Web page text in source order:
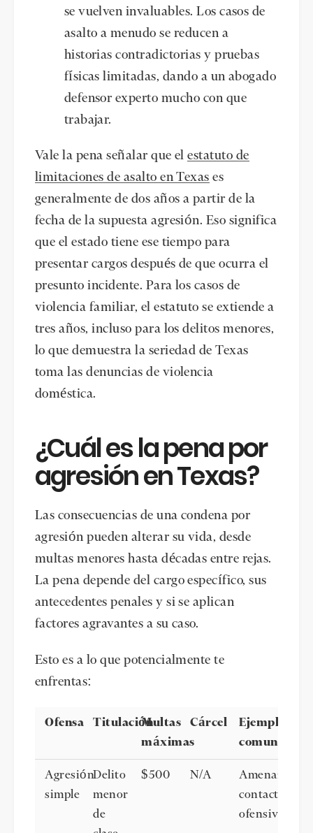
se vuelven invaluables. Los casos de
asalto a menudo se reducen a
historias contradictorias y pruebas
físicas limitadas, dando a un abogado
defensor experto mucho con que
trabajar.
Vale la pena señalar que elestatuto de
limitaciones de asalto en Texas es
generalmente de dos años a partir de la
fecha de la supuesta agresión. Eso significa
que el estado tiene ese tiempo para
presentar cargos después de que ocurra el
presunto incidente. Para los casos de
violencia familiar, el estatuto se extiende a
tres años, incluso para los delitos menores,
lo que demuestra la seriedad de Texas
toma las denuncias de violencia
doméstica.
¿Cuál es la pena por
agresión en Texas?
Las consecuencias de una condena por
agresión pueden alterar su vida, desde
multas menores hasta décadas entre rejas.
La pena depende del cargo específico, sus
antecedentes penales y si se aplican
factores agravantes a su caso.
Esto es a lo que potencialmente te
enfrentas:
Ofensa TitulaciónMultas
máximas
Cárcel
Ejemplos
comunes
Agresión
simple
Delito
menor
de
$500 N/A
Amenazas,
contacto
ofensivo